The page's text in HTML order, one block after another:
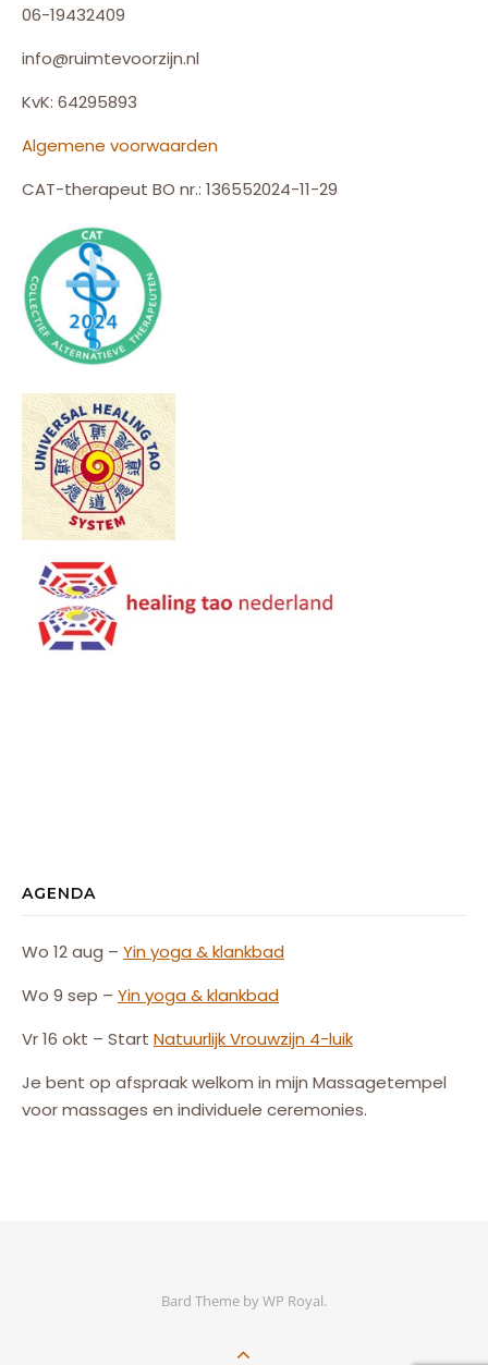
06-19432409
info@ruimtevoorzijn.nl
KvK: 64295893
Algemene voorwaarden
CAT-therapeut BO nr.: 136552024-11-29
AGENDA
Wo 12 aug – Yin yoga & klankbad
Wo 9 sep – Yin yoga & klankbad
Vr 16 okt – Start NatuurlijkVrouwzijn 4-luik
Je bent op afspraak welkom in mijn Massagetempel
voor massages en individuele ceremonies.
Bard Theme byWP Royal.